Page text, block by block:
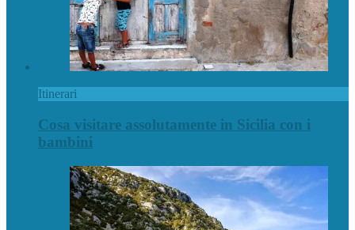
Itinerari
Cosa visitare assolutamente in Sicilia con i
bambini